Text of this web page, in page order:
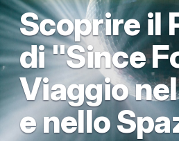
Scoprire il
di "Since
Viaggio
e nello